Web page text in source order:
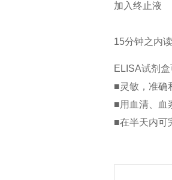
加入终止液
15分钟之内
ELISA试剂
■灵敏，准确
■用血清、血
■在半天内可